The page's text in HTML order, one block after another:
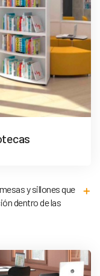
y sillones que
dentro de las